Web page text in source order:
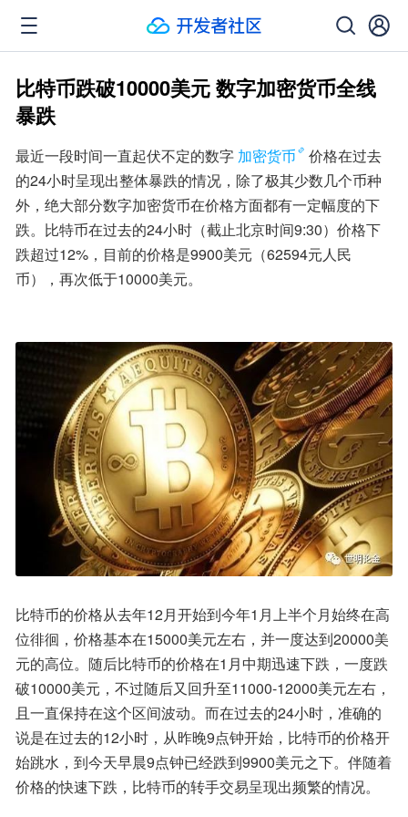
比特币跌破10000美元 数字加密货币全线
暴跌
最近一段时间一直起伏不定的数字 加密货币
价格在过去
的24小时呈现出整体暴跌的情况，除了极其少数几个币种
外，绝大部分数字加密货币在价格方面都有一定幅度的下
跌。比特币在过去的24小时（截止北京时间9:30）价格下
跌超过12%，目前的价格是9900美元（62594元人民
币），再次低于10000美元。
比特币的价格从去年12月开始到今年1月上半个月始终在高
位徘徊，价格基本在15000美元左右，并一度达到20000美
元的高位。随后比特币的价格在1月中期迅速下跌，一度跌
破10000美元，不过随后又回升至11000-12000美元左右，
且一直保持在这个区间波动。而在过去的24小时，准确的
说是在过去的12小时，从昨晚9点钟开始，比特币的价格开
始跳水，到今天早晨9点钟已经跌到9900美元之下。伴随着
价格的快速下跌，比特币的转手交易呈现出频繁的情况。